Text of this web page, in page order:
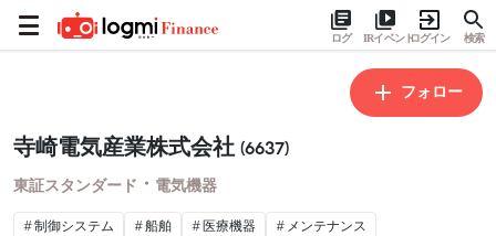
ログ IRイベントログイン 検索
フォロー
寺崎電気産業株式会社 (6637)
東証スタンダード ・ 電気機器
制御システム 船舶 医療機器 メンテナンス